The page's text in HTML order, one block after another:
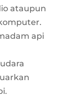
ataupun
api